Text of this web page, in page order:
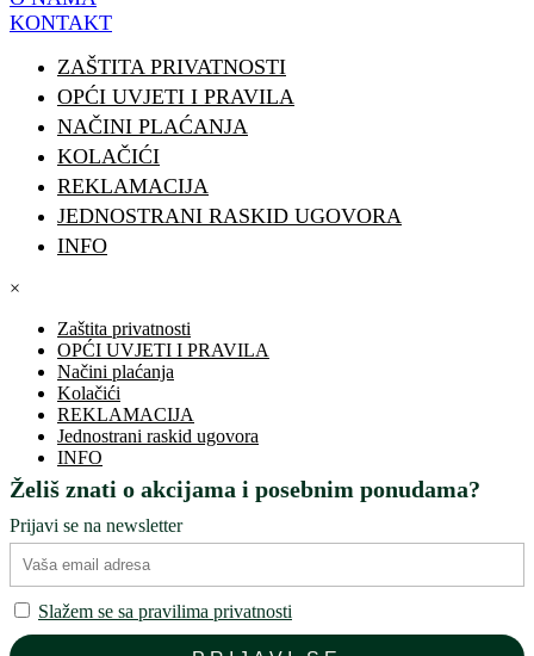
KONTAKT
ZAŠTITA PRIVATNOSTI
OPĆI UVJETI I PRAVILA
NAČINI PLAĆANJA
KOLAČIĆI
REKLAMACIJA
JEDNOSTRANI RASKID UGOVORA
INFO
×
Zaštita privatnosti
OPĆI UVJETI I PRAVILA
Načini plaćanja
Kolačići
REKLAMACIJA
Jednostrani raskid ugovora
INFO
Želiš znati o akcijama i posebnim ponudama?
Prijavi se na newsletter
Slažem se sa pravilima privatnosti